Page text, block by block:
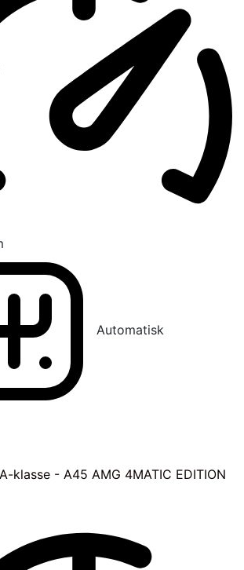
Automatisk
klasse - A45 AMG 4MATIC EDITION